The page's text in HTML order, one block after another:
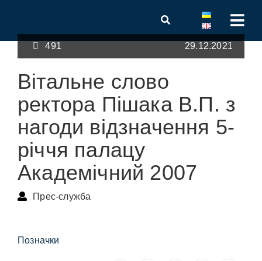
491 29.12.2021
Вітальне слово
ректора Пішака В.П. з
нагоди відзначення 5-
річчя палацу
Академічний 2007
Прес-служба
Позначки